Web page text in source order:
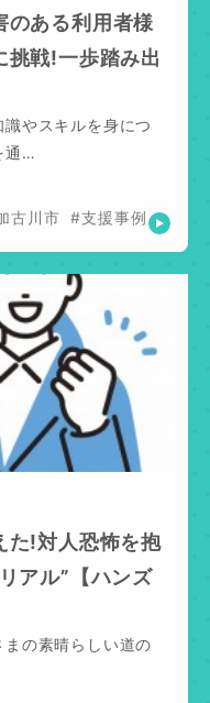
のある利用者様
挑戦!一歩踏み出
やスキルを身につ
通…
古川市 #支援事例
た!対人恐怖を抱
アル”【ハンズ
の素晴らしい道の